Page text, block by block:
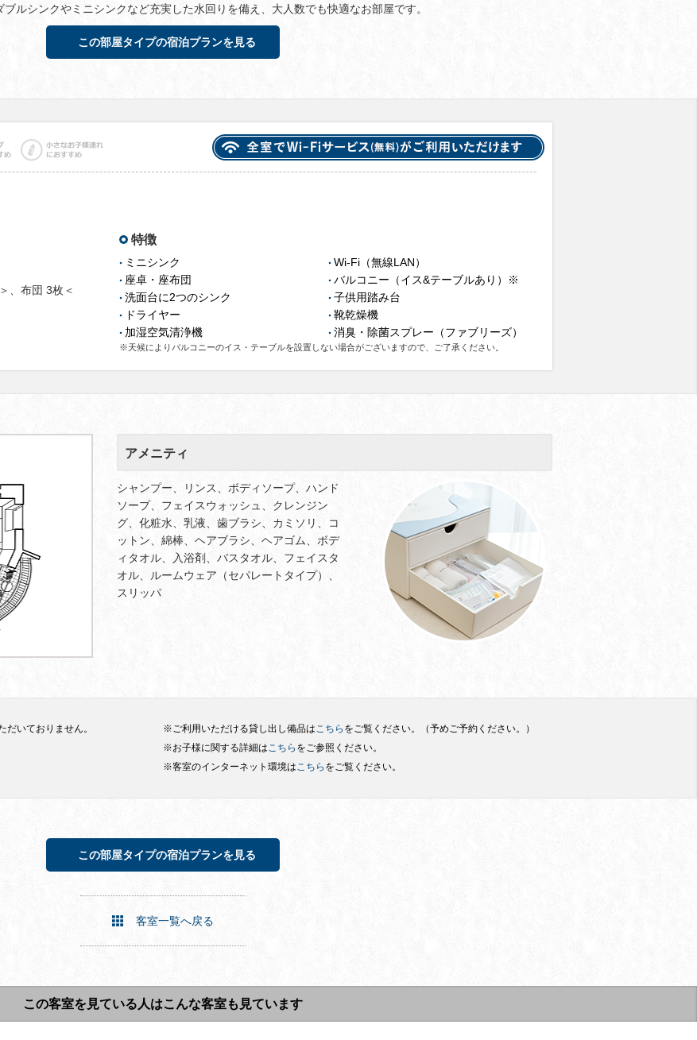
ルシンクやミニシンクなど充実した水回りを備え、大人数でも快適なお部屋です。
この部屋タイプの宿泊プランを見る
、布団 3枚＜
特徴
ミニシンク
座卓・座布団
洗面台に2つのシンク
ドライヤー
加湿空気清浄機
Wi-Fi（無線LAN）
バルコニー（イス&テーブルあり）※
子供用踏み台
靴乾燥機
消臭・除菌スプレー（ファブリーズ）
※天候によりバルコニーのイス・テーブルを設置しない場合がございますので、ご了承ください。
アメニティ
シャンプー、リンス、ボディソープ、ハンド
ソープ、フェイスウォッシュ、クレンジン
グ、化粧水、乳液、歯ブラシ、カミソリ、コ
ットン、綿棒、ヘアブラシ、ヘアゴム、ボデ
ィタオル、入浴剤、バスタオル、フェイスタ
オル、ルームウェア（セパレートタイプ）、
スリッパ
いておりません。
※ご利用いただける貸し出し備品は こちら をご覧ください。（予めご予約ください。）
※お子様に関する詳細は こちら をご参照ください。
※客室のインターネット環境は こちら をご覧ください。
この部屋タイプの宿泊プランを見る
客室一覧へ戻る
この客室を見ている人はこんな客室も見ています